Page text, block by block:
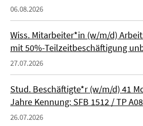
06.08.2026
Wiss. Mitarbeiter*in (w/m/d)
mit 50%-Teilzeitbeschäftigung
27.07.2026
Stud. Beschäftigte*r (w/m/d) 41
Jahre Kennung: SFB 1512 / TP
26.07.2026